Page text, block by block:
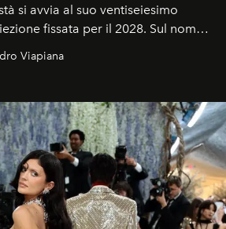
si avvia al suo ventiseiesimo
fissata per il 2028. Sul nome
a raccogliere l’eredità di Daniel
il più assoluto riserbo.
Viapiana